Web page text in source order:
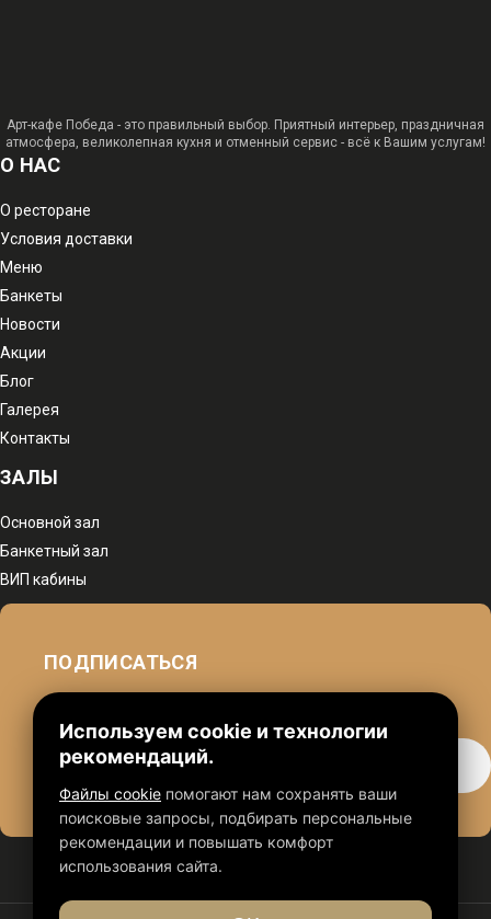
Арт-кафе Победа - это правильный выбор. Приятный интерьер, праздничная
атмосфера, великолепная кухня и отменный сервис - всё к Вашим услугам!
О НАС
О ресторане
Условия доставки
Меню
Банкеты
Новости
Акции
Блог
Галерея
Контакты
ЗАЛЫ
Основной зал
Банкетный зал
ВИП кабины
ПОДПИСАТЬСЯ
Используем cookie и технологии
рекомендаций.
Файлы cookie помогают нам сохранять ваши
поисковые запросы, подбирать персональные
рекомендации и повышать комфорт
использования сайта.